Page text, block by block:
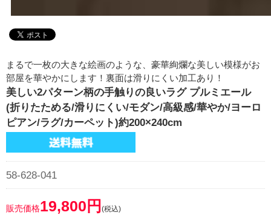
まるで一枚の大きな絵画のような、豪華絢爛な美しい模様がお
部屋を華やかにします！裏面は滑りにくい加工あり！
美しい2パターン柄の手触りの良いラグ プルミエール
(折りたためる/滑りにくい/モダン/高級感/華やか/ヨーロ
ピアン/ラグ/カーペット)約200×240cm
58-628-041
販売価格19,800円 (税込)